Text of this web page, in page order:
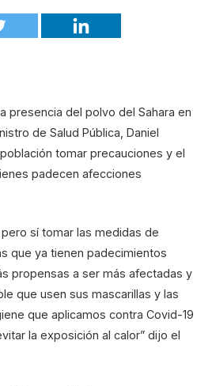
presencia del polvo del Sahara en
de Salud Pública, Daniel
tomar precauciones y el
padecen afecciones
sí tomar las medidas de
que ya tienen padecimientos
propensas a ser más afectadas y
que usen sus mascarillas y las
que aplicamos contra Covid-19
la exposición al calor” dijo el